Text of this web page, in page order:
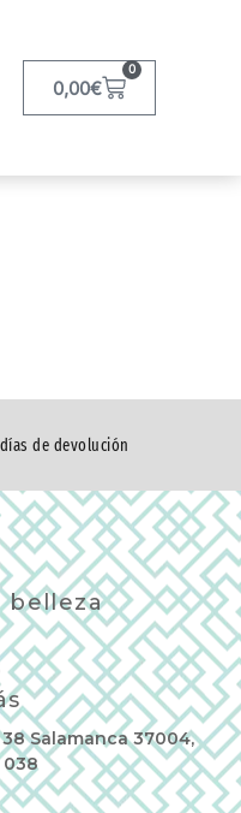
0,00€
0
de devolución
belleza
Salamanca 37004,
038